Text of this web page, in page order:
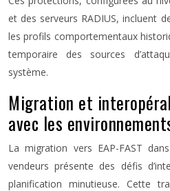
et des serveurs RADIUS, incluent
les profils comportementaux
temporaire des sources
système.
Migration et
avec les
La migration vers EAP-FAST
vendeurs présente des défis
planification minutieuse. Cette